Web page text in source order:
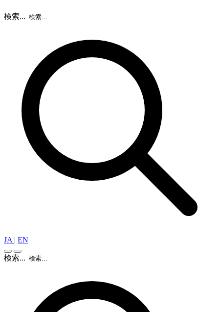
検索...
JA | EN
検索...